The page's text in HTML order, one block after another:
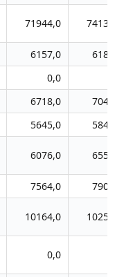
71944,0 74139,0
6157,0
6184,0
0,0
6718,0
7046,0
5645,0
5848,0
6076,0 6558,0
7564,0
7900,0
10164,0 10252,0
0,0